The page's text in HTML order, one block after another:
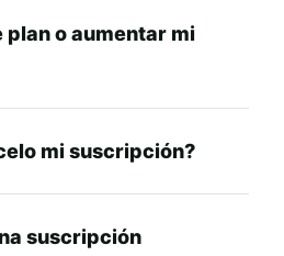
plan o aumentar mi
mi suscripción?
suscripción